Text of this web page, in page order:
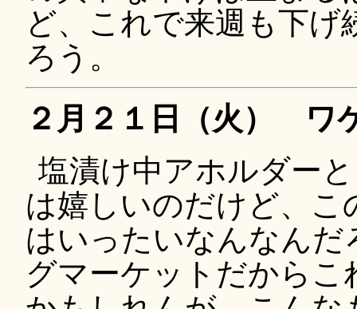
ど、これで来週も下
ろう。
２月２１日（火） ワ
塩漬け中アホルダー
は嬉しいのだけど、こ
はいったいなんなん
グマーケットだから